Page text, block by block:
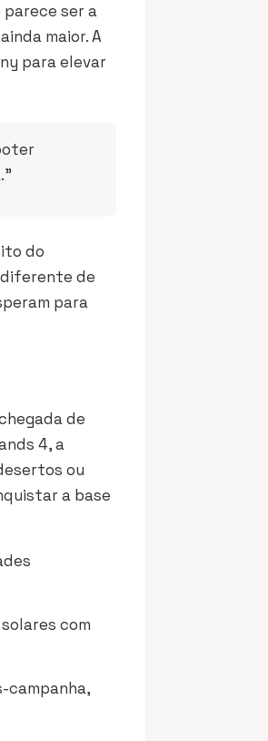
parece ser a
maior. A
para elevar
do
diferente de
para
de
4, a
ou
a base
com
campanha,